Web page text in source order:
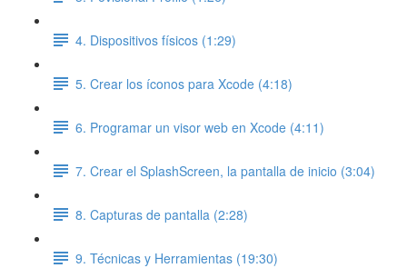
4. Dispositivos físicos (1:29)
5. Crear los íconos para Xcode (4:18)
6. Programar un visor web en Xcode (4:11)
7. Crear el SplashScreen, la pantalla de inicio (3:04)
8. Capturas de pantalla (2:28)
9. Técnicas y Herramientas (19:30)